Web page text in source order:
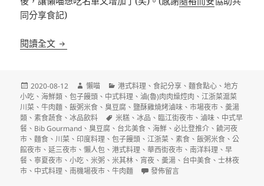
同分享食記)
閱讀全文 2020台北台中必比登推介(Bib Gourmand)名單
發
佈
日
期:
2020-08-12
作
者
懶喵
分
類
港式料理 、食記分享 、麵食點心 、地方
小吃 、海鮮類 、包子饅頭 、 中式料理 、滷(魯)肉肉燥焢肉 、江浙菜滬菜
川菜 、牛肉麵 、飯粥米食 、 臭豆腐 、 鹽酥雞燒烤滷味 、市場夜市 、羮湯
類 、素食蔬食 、冰品飲料
標
籤
米糕 、冰品 、 臨江街夜市 、滷味 、 中式早
餐 、 Bib Gourmand 、 臭豆腐 、 台北美食 、海鮮 、必比登推介 、饒河夜
市 、麵食 、川菜 、 印度料理 、包子饅頭 、江浙菜 、素食 、飯粥米食 、公
館夜市 、延三夜市 、懶人包 、港式料理 、華西街夜市 、南洋料理 、早
餐 、 寧夏夜市 、小吃 、米粥 、米其林 、 宵夜 、羮湯 、 台中美食 、士林夜
市 、 中式料理 、南機場夜市 、牛肉麵 在〈2020台北台中必比登推介(Bib
發佈留言